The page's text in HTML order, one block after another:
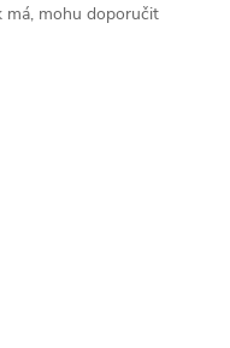
má, mohu doporučit